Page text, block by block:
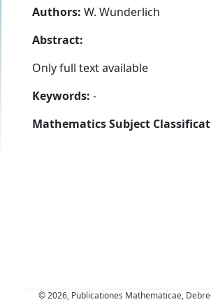
Authors: W. Wunderlich
Abstract:
Only full text available
Keywords: -
Mathematics Subject
© 2026, Publicationes Mathematicae,